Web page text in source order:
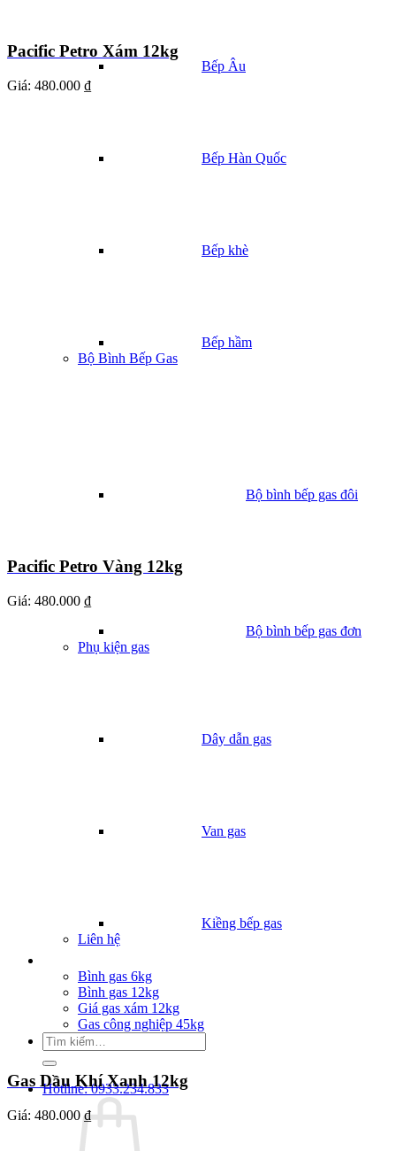
Bếp Âu
Bếp Hàn Quốc
Bếp khè
Bếp hầm
Bộ Bình Bếp Gas
Bộ bình bếp gas đôi
Bộ bình bếp gas đơn
Phụ kiện gas
Dây dẫn gas
Van gas
Kiềng bếp gas
Liên hệ
Bình gas 6kg
Bình gas 12kg
Giá gas xám 12kg
Gas công nghiệp 45kg
Tìm
kiếm:
Hotline: 0933.234.833
Pacific Petro Xám 12kg
Giá: 480.000 ₫
Pacific Petro Vàng 12kg
Giá: 480.000 ₫
Gas Dầu Khí Xanh 12kg
Giá: 480.000 ₫